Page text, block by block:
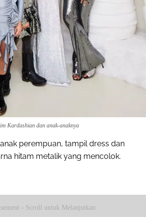
Kardashian dan anak-anaknya
perempuan, tampil dress dan
hitam metalik yang mencolok.
- Scroll untuk Melanjutkan